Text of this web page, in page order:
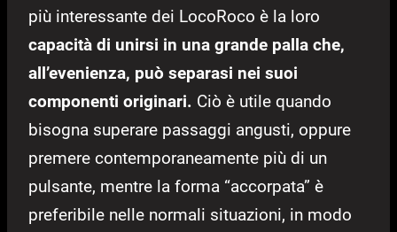
più interessante dei LocoRoco è la loro
capacità di unirsi in una grande palla che,
all’evenienza, può separasi nei suoi
componenti originari. Ciò è utile quando
bisogna superare passaggi angusti, oppure
premere contemporaneamente più di un
pulsante, mentre la forma “accorpata” è
preferibile nelle normali situazioni, in modo